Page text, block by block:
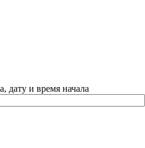
дату и время начала